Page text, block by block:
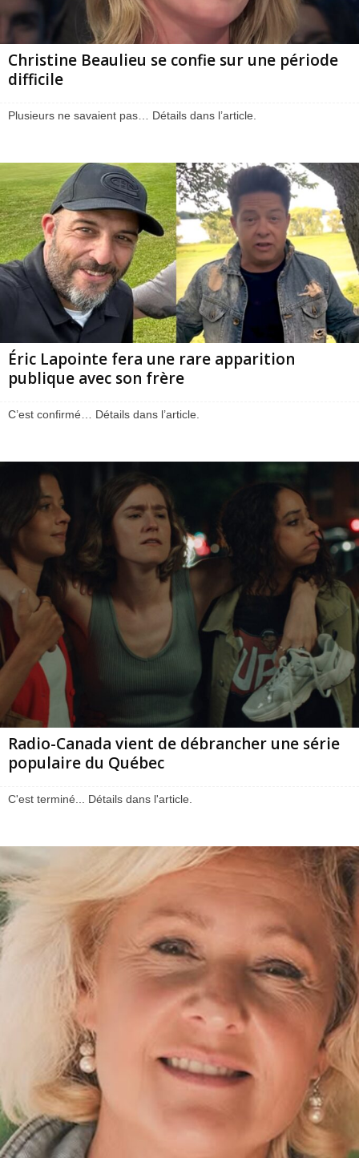
Christine Beaulieu se confie sur une période
difficile
Plusieurs ne savaient pas… Détails dans l’article.
Éric Lapointe fera une rare apparition
publique avec son frère
C’est confirmé… Détails dans l’article.
Radio-Canada vient de débrancher une série
populaire du Québec
C'est terminé... Détails dans l'article.